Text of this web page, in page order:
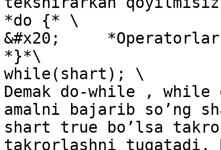
*do {* \
&#x20;
*}*\
while(shart); \
Demak do-while ,
amalni bajarib so’ng
shart true bo’lsa
takrorlashni tugatadi.